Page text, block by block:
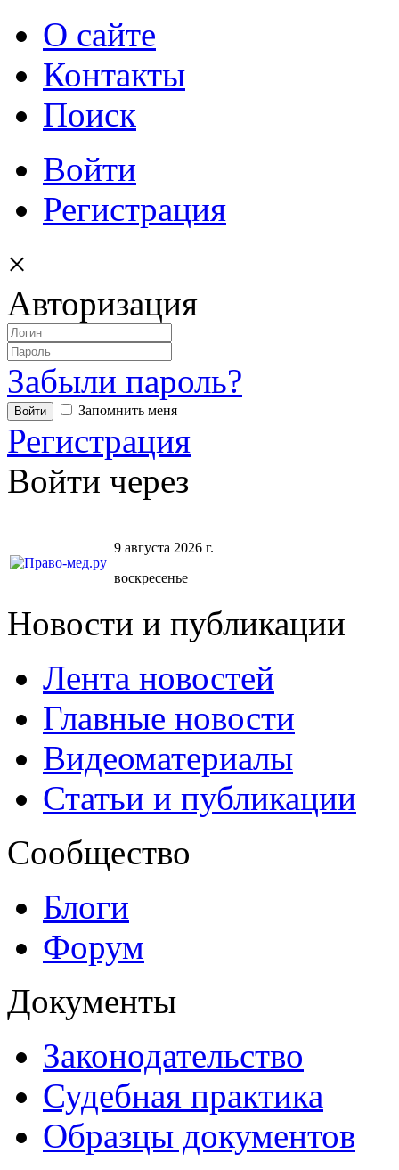
О сайте
Контакты
Поиск
Войти
Регистрация
×
Авторизация
Забыли пароль?
Запомнить меня
Регистрация
Войти через
9 августа 2026 г.
воскресенье
Новости и публикации
Лента новостей
Главные новости
Видеоматериалы
Статьи и публикации
Сообщество
Блоги
Форум
Документы
Законодательство
Судебная практика
Образцы документов